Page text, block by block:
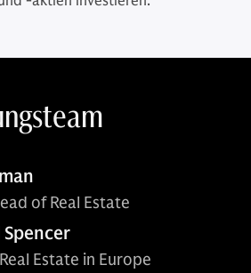
of Real Estate
Estate in Europe